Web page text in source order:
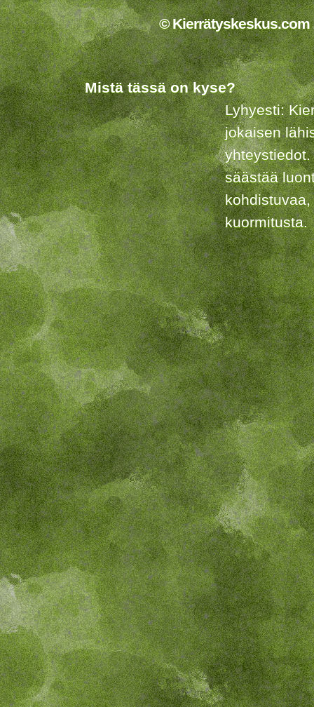
© Kierrätyskeskus.com
Mistä tässä on kyse?
Lyhyesti:
jokaisen
säästää
kuormitusta.